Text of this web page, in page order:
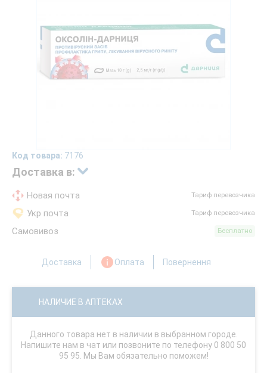
Код товара: 7176
Доставка в:
Новая почта Тариф перевозчика
Укр почта Тариф перевозчика
Самовивоз Бесплатно
Доставка Оплата Повернення
НАЛИЧИЕ В АПТЕКАХ
Данного товара нет в наличии в выбранном городе.
Напишите нам в чат или позвоните по телефону 0 800 50
95 95. Мы Вам обязательно поможем!